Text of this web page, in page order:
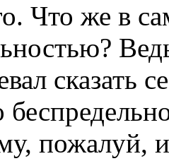
Что же в
сказать
пожалуй,